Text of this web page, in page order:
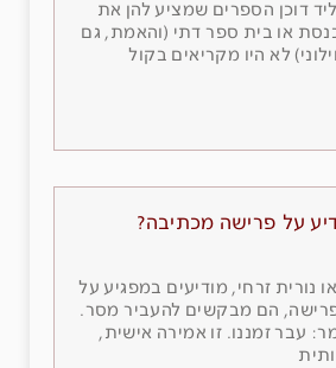
דוכן הספרים שמציע להן את
או בית ספר דתי (והאמת, גם
לא היו מקריאים בקול
על פרישה מכתיבה?
נורית זרחי, מודיעים במפגיע על
הם מבקשים להעביר מסר.
עבר זמננו. זו אמירה אישית,